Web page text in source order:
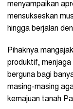
menyampaikan
mensukseskan
hingga berjalan
Pihaknya
produktif, menjaga
berguna bagi
masing-masing
kemajuan tanah